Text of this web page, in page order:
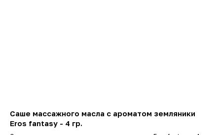
Саше массажного масла с ароматом земляники
Eros fantasy - 4 гр.